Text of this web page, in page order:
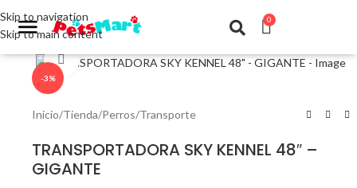
Skip to navigation
Skip to main content
0
-3%
Click to enlarge
Inicio/Tienda/Perros/Transporte
TRANSPORTADORA SKY KENNEL 48″ –
GIGANTE